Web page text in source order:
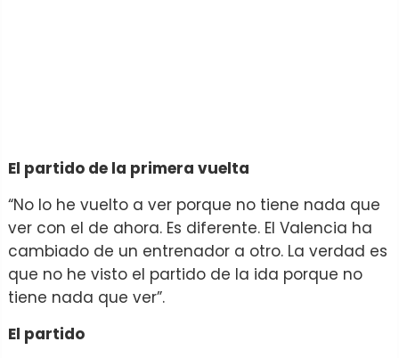
El partido de la primera vuelta
“No lo he vuelto a ver porque no tiene nada que
ver con el de ahora. Es diferente. El Valencia ha
cambiado de un entrenador a otro. La verdad es
que no he visto el partido de la ida porque no
tiene nada que ver”.
El partido